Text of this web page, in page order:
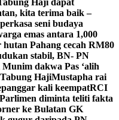
Haji dapat
kita terima baik –
seni budaya
emas antara 1,000
hutan Pahang cecah RM80
stabil, BN- PN
dakwa Pas ‘alih
HajiMustapha rai
kali keempatRCI
diminta teliti fakta
ke Bulatan GK